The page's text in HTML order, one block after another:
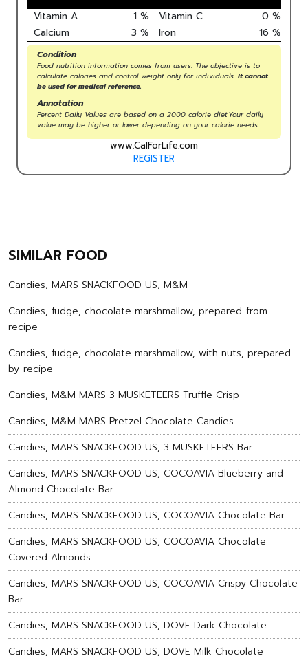
Vitamin A
1 % Vitamin C 0 %
Calcium
3 % Iron 16 %
Condition
Food nutrition information comes from users. The objective is to
calculate calories and control weight only for individuals. It cannot
be used for medical reference.
Annotation
Percent Daily Values are based on a 2000 calorie diet.Your daily
value may be higher or lower depending on your calorie needs.
www.CalForLife.com
REGISTER
SIMILAR FOOD
Candies, MARS SNACKFOOD US, M&M
Candies, fudge, chocolate marshmallow, prepared-from-
recipe
Candies, fudge, chocolate marshmallow, with nuts, prepared-
by-recipe
Candies, M&M MARS 3 MUSKETEERS Truffle Crisp
Candies, M&M MARS Pretzel Chocolate Candies
Candies, MARS SNACKFOOD US, 3 MUSKETEERS Bar
Candies, MARS SNACKFOOD US, COCOAVIA Blueberry and
Almond Chocolate Bar
Candies, MARS SNACKFOOD US, COCOAVIA Chocolate Bar
Candies, MARS SNACKFOOD US, COCOAVIA Chocolate
Covered Almonds
Candies, MARS SNACKFOOD US, COCOAVIA Crispy Chocolate
Bar
Candies, MARS SNACKFOOD US, DOVE Dark Chocolate
Candies, MARS SNACKFOOD US, DOVE Milk Chocolate